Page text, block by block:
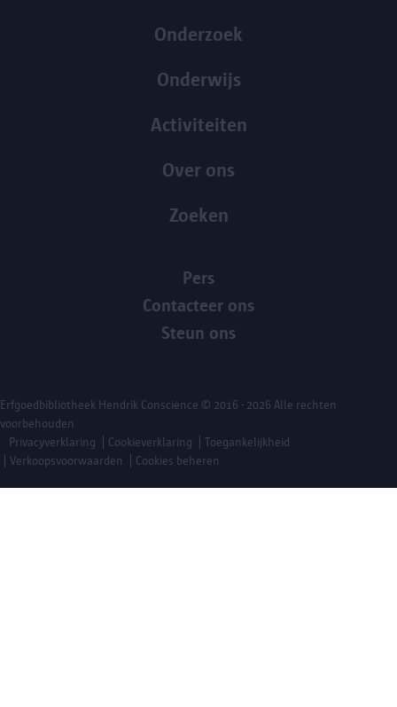
Onderzoek
Onderwijs
Activiteiten
Over ons
Zoeken
Pers
Contacteer ons
Steun ons
Erfgoedbibliotheek Hendrik Conscience © 2016 - 2026 Alle rechten
voorbehouden
Privacyverklaring
Cookieverklaring
Toegankelijkheid
Verkoopsvoorwaarden
Cookies beheren